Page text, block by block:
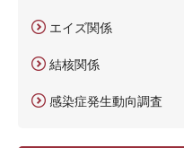
エイズ関係
結核関係
感染症発生動向調査